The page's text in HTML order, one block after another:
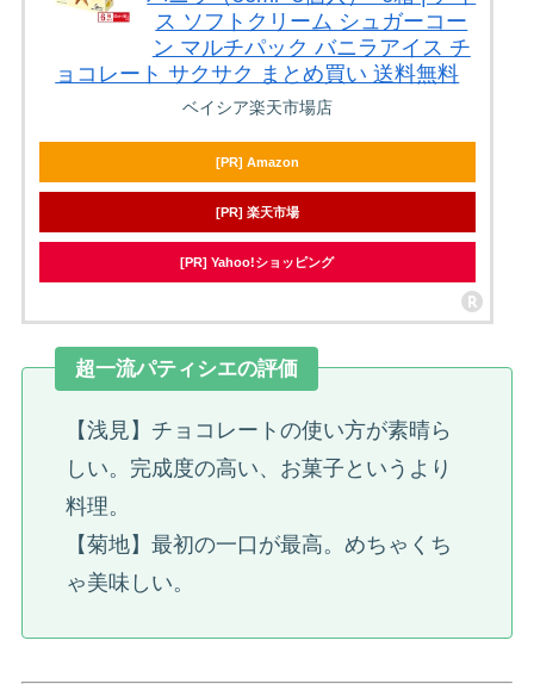
ス ソフトクリーム シュガーコー
ン マルチパック バニラアイス チ
ョコレート サクサク まとめ買い 送料無料
ベイシア楽天市場店
[PR] Amazon
[PR] 楽天市場
[PR] Yahoo!ショッピング
超一流パティシエの評価
【浅見】チョコレートの使い方が素晴ら
しい。完成度の高い、お菓子というより
料理。
【菊地】最初の一口が最高。めちゃくち
ゃ美味しい。